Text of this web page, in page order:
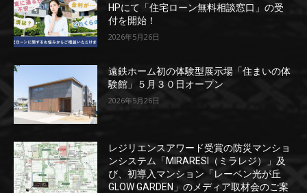
HPにて「住宅ローン無料相談窓口」の受
付を開始！
2026年5月26日
遠鉄ホーム初の体験型展示場「住まいの体
験館」５月３０日オープン
2026年5月26日
レジリエンスアワード受賞の防災マンショ
ンシステム「MIRARESI（ミラレジ）」及
び、初導入マンション「レーベン光が丘
GLOW GARDEN」のメディア取材会のご案